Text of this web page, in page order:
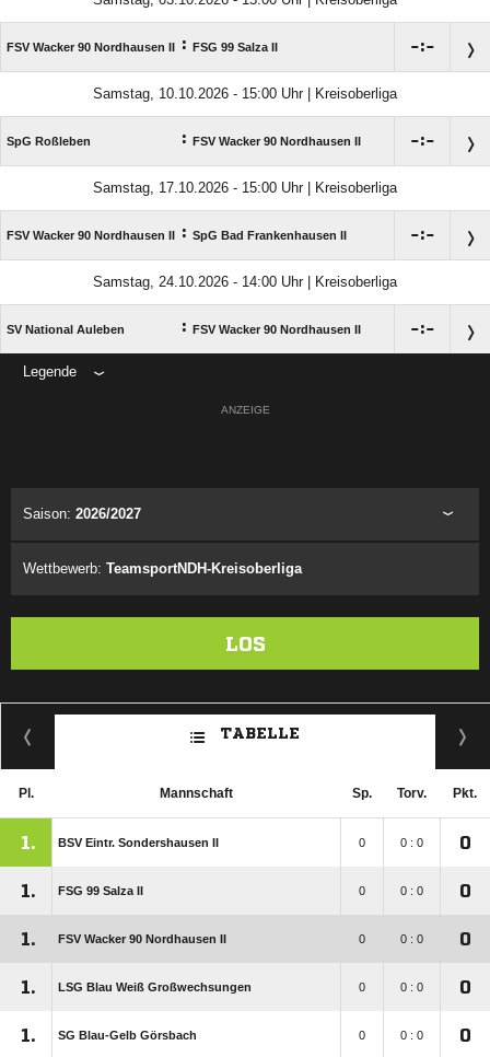
FSV Wacker 90 Nordhausen II : FSG 99 Salza II :
Samstag, 10.10.2026 - 15:00 Uhr | Kreisoberliga
SpG Roßleben : FSV Wacker 90 Nordhausen II :
Samstag, 17.10.2026 - 15:00 Uhr | Kreisoberliga
FSV Wacker 90 Nordhausen II : SpG Bad Frankenhausen II :
Samstag, 24.10.2026 - 14:00 Uhr | Kreisoberliga
SV National Auleben : FSV Wacker 90 Nordhausen II :
Legende
ANZEIGE
Saison: 2026/2027
Wettbewerb: TeamsportNDH-Kreisoberliga
LOS
TABELLE
Pl. Mannschaft Sp. Torv. Pkt.
1. BSV Eintr. Sondershausen II 0 0 : 0 0
1. FSG 99 Salza II 0 0 : 0 0
1. FSV Wacker 90 Nordhausen II 0 0 : 0 0
1. LSG Blau Weiß Großwechsungen 0 0 : 0 0
1. SG Blau-Gelb Görsbach 0 0 : 0 0